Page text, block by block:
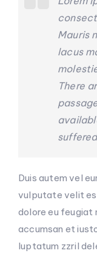
Mauris
lacus
There
Duis autem vel
vulputate velit
dolore eu feugiat
accumsan et
luptatum zzril